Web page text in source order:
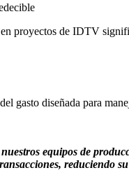
proyectos de IDTV
gasto diseñada para
equipos de
reduciendo